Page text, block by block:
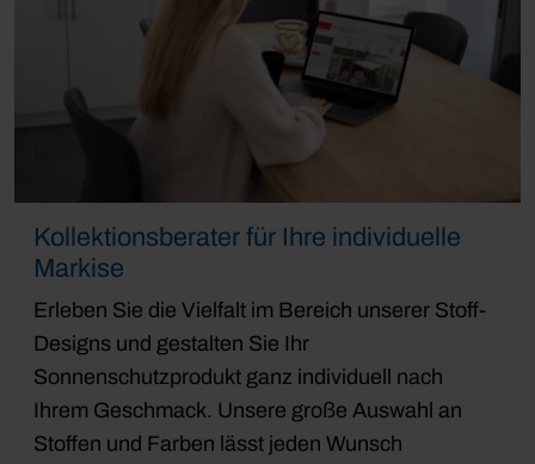
Kollektionsberater für Ihre individuelle
Markise
Erleben Sie die Vielfalt im Bereich unserer Stoff-
Designs und gestalten Sie Ihr
Sonnenschutzprodukt ganz individuell nach
Ihrem Geschmack. Unsere große Auswahl an
Stoffen und Farben lässt jeden Wunsch